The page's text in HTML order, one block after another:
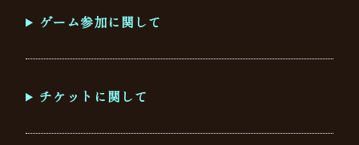
ゲーム参加に関して
チケットに関して